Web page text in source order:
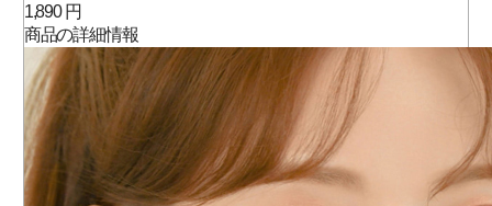
1,890 円
商品の詳細情報